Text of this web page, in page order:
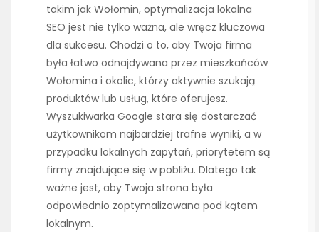
takim jak Wołomin, optymalizacja lokalna
SEO jest nie tylko ważna, ale wręcz kluczowa
dla sukcesu. Chodzi o to, aby Twoja firma
była łatwo odnajdywana przez mieszkańców
Wołomina i okolic, którzy aktywnie szukają
produktów lub usług, które oferujesz.
Wyszukiwarka Google stara się dostarczać
użytkownikom najbardziej trafne wyniki, a w
przypadku lokalnych zapytań, priorytetem są
firmy znajdujące się w pobliżu. Dlatego tak
ważne jest, aby Twoja strona była
odpowiednio zoptymalizowana pod kątem
lokalnym.